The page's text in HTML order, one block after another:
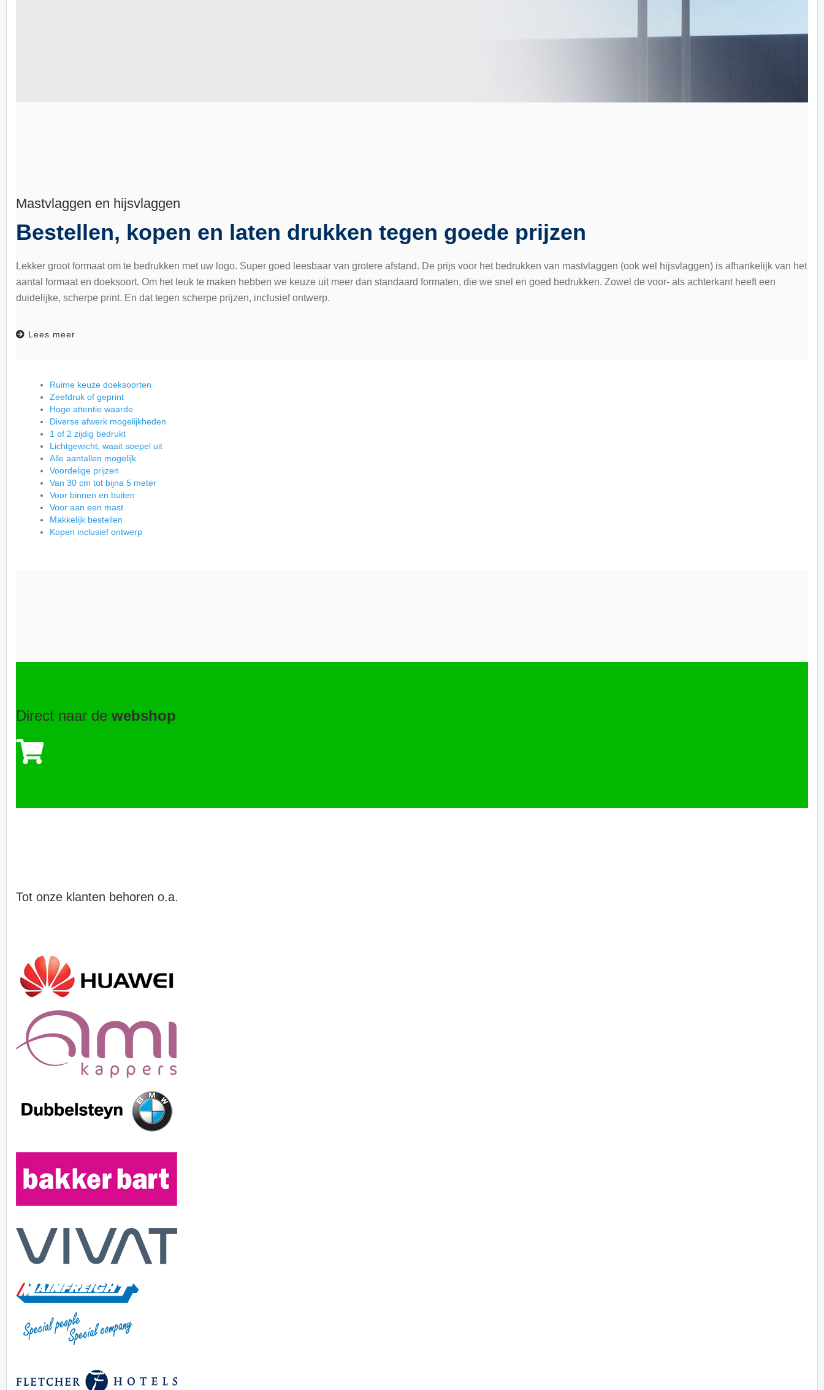
Mastvlaggen en hijsvlaggen
Bestellen, kopen en laten drukken tegen goede prijzen
Lekker groot formaat om te bedrukken met uw logo. Super goed leesbaar van grotere afstand. De prijs voor het bedrukken van mastvlaggen (ook wel hijsvlaggen) is afhankelijk van het
aantal formaat en doeksoort. Om het leuk te maken hebben we keuze uit meer dan standaard formaten, die we snel en goed bedrukken. Zowel de voor- als achterkant heeft een
duidelijke, scherpe print. En dat tegen scherpe prijzen, inclusief ontwerp.
Lees meer
Ruime keuze doeksoorten
Zeefdruk of geprint
Hoge attentie waarde
Diverse afwerk mogelijkheden
1 of 2 zijdig bedrukt
Lichtgewicht; waait soepel uit
Alle aantallen mogelijk
Voordelige prijzen
Van 30 cm tot bijna 5 meter
Voor binnen en buiten
Voor aan een mast
Makkelijk bestellen
Kopen inclusief ontwerp
Direct naar de webshop
Tot onze klanten behoren o.a.